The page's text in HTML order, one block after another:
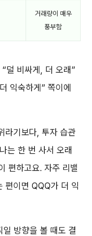
거래량이 매우
풍부함
덜 비싸게, 더 오래”
익숙하게” 쪽이에
라기보다, 투자 습관
는 한 번 사서 오래
편하고요. 자주 리밸
편이면 QQQ가 더 익
방향을 볼 때도 결